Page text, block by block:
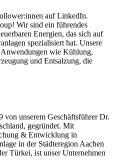
auf LinkedIn.
Wir sind ein führendes
Energien, das sich auf
spezialisiert hat. Unsere
wie Kühlung,
und Entsalzung, die
unserem Geschäftsführer Dr.
gegründet. Mit
& Entwicklung in
in der Städteregion Aachen
Türkei, ist unser Unternehmen